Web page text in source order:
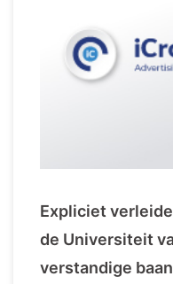
Expliciet
de Universiteit
verstandige